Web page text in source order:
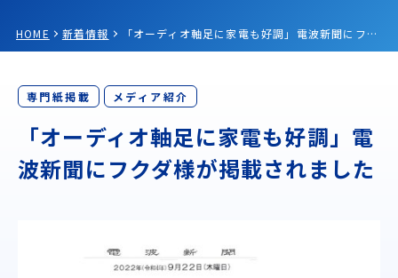
HOME 新着情報 「オーディオ軸足に家電も好調」電波新聞にフクダ様が掲載されました
専門紙掲載 メディア紹介
「オーディオ軸足に家電も好調」電
波新聞にフクダ様が掲載されました